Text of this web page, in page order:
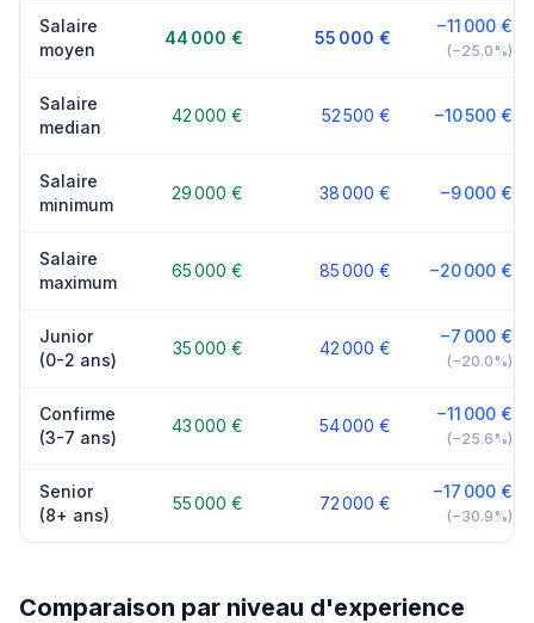
Salaire
moyen
44 000 € 55 000 €
−11 000 €
(−25.0%)
Salaire
median
42 000 € 52 500 € −10 500 €
Salaire
minimum
29 000 € 38 000 € −9 000 €
Salaire
maximum
65 000 € 85 000 € −20 000 €
Junior
(0-2 ans)
35 000 € 42 000 €
−7 000 €
(−20.0%)
Confirme
(3-7 ans)
43 000 € 54 000 €
−11 000 €
(−25.6%)
Senior
(8+ ans)
55 000 € 72 000 €
−17 000 €
(−30.9%)
Comparaison par niveau d'experience